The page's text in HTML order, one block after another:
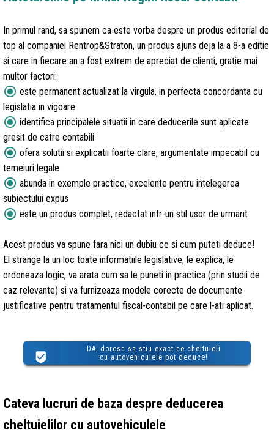
In primul rand, sa spunem ca este vorba despre un produs editorial de
top al companiei Rentrop&Straton, un produs ajuns deja la a 8-a editie
si care in fiecare an a fost extrem de apreciat de clienti, gratie mai
multor factori:
radio_button_checked este permanent actualizat la virgula, in perfecta concordanta cu
legislatia in vigoare
radio_button_checked identifica principalele situatii in care deducerile sunt aplicate
gresit de catre contabili
radio_button_checked ofera solutii si explicatii foarte clare, argumentate impecabil cu
temeiuri legale
radio_button_checked abunda in exemple practice, excelente pentru intelegerea
subiectului expus
radio_button_checked este un produs complet, redactat intr-un stil usor de urmarit
Acest produs va spune fara nici un dubiu ce si cum puteti deduce!
El strange la un loc toate informatiile legislative, le explica, le
ordoneaza logic, va arata cum sa le puneti in practica (prin studii de
caz relevante) si va furnizeaza modele corecte de documente
justificative pentru tratamentul fiscal-contabil pe care l-ati aplicat.
DA, doresc sa stiu exact ce cheltuieli
cu autovehiculele pot deduce!
Cateva lucruri de baza despre deducerea
cheltuielilor cu autovehiculele